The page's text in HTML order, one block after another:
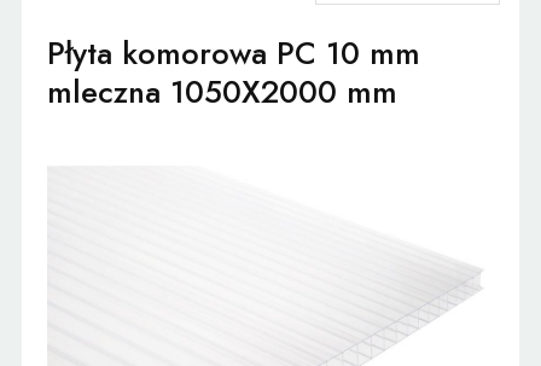
Płyta komorowa PC 10 mm
mleczna 1050X2000 mm